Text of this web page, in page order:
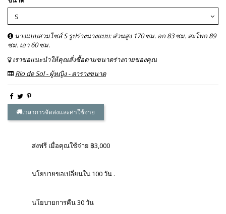
นางแบบสวมไซส์ S รูปร่างนางแบบ: ส่วนสูง 170 ซม. อก 83 ซม. สะโพก 89
ซม. เอว 60 ซม.
เราขอแนะนำให้คุณสั่งซื้อตามขนาดร่างกายของคุณ
Rio de Sol - ผู้หญิง - ตารางขนาด
เวลาการจัดส่งและค่าใช้จ่าย
ส่งฟรี เมื่อคุณใช้จ่าย ฿3,000
นโยบายขอเปลี่ยนใน 100 วัน .
นโยบายการคืน 30 วัน